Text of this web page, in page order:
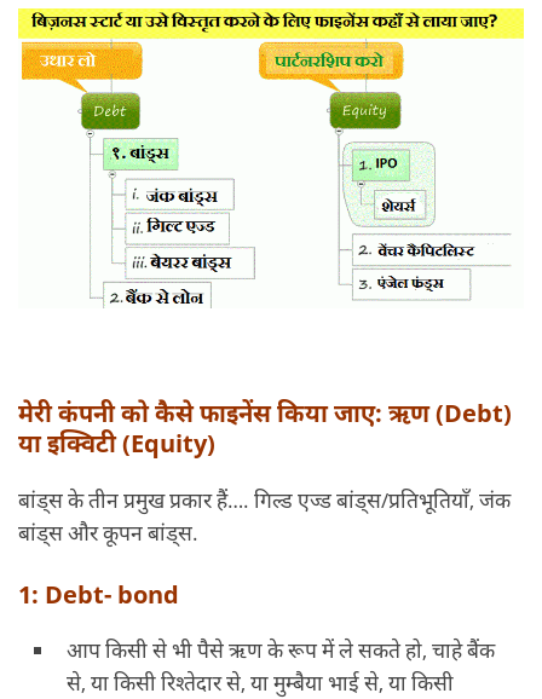
मेरी कंपनी को कैसे फाइनेंस किया जाए: ऋण (Debt)
या इक्विटी (Equity)
बांड्स के तीन प्रमुख प्रकार हैं…. गिल्ड एज्ड बांड्स/प्रतिभूतियाँ, जंक
बांड्स और कूपन बांड्स.
1: Debt- bond
आप किसी से भी पैसे ऋण के रूप में ले सकते हो, चाहे बैंक
से, या किसी रिश्तेदार से, या मुम्बैया भाई से, या किसी